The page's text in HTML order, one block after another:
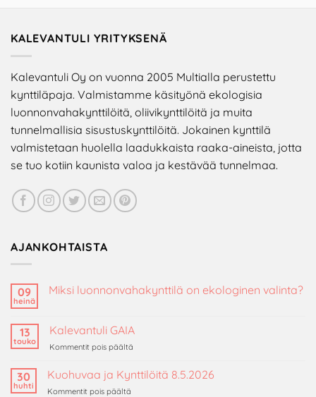
KALEVANTULI YRITYKSENÄ
Kalevantuli Oy on vuonna 2005 Multialla perustettu
kynttiläpaja. Valmistamme käsityönä ekologisia
luonnonvahakynttilöitä, oliivikynttilöitä ja muita
tunnelmallisia sisustuskynttilöitä. Jokainen kynttilä
valmistetaan huolella laadukkaista raaka-aineista, jotta
se tuo kotiin kaunista valoa ja kestävää tunnelmaa.
AJANKOHTAISTA
09
heinä
Miksi luonnonvahakynttilä on ekologinen valinta?
Miksi
on
valinta?
13
touko
Kalevantuli GAIA
Kommentit pois päältä
GAIA
30
huhti
Kuohuvaa ja Kynttilöitä 8.5.2026
Kommentit pois päältä